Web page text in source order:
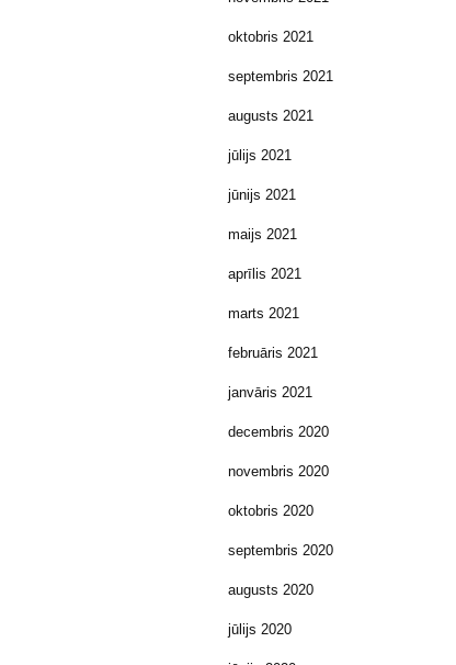
oktobris 2021
septembris 2021
augusts 2021
jūlijs 2021
jūnijs 2021
maijs 2021
aprīlis 2021
marts 2021
februāris 2021
janvāris 2021
decembris 2020
novembris 2020
oktobris 2020
septembris 2020
augusts 2020
jūlijs 2020